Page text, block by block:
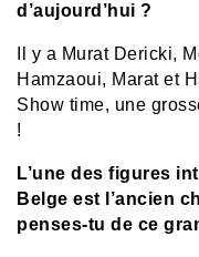
d’aujourd’hui ?
Il y a Murat Dericki,
Hamzaoui, Marat et
Show time, une
!
L’une des figures
Belge est l’ancien
penses-tu de ce